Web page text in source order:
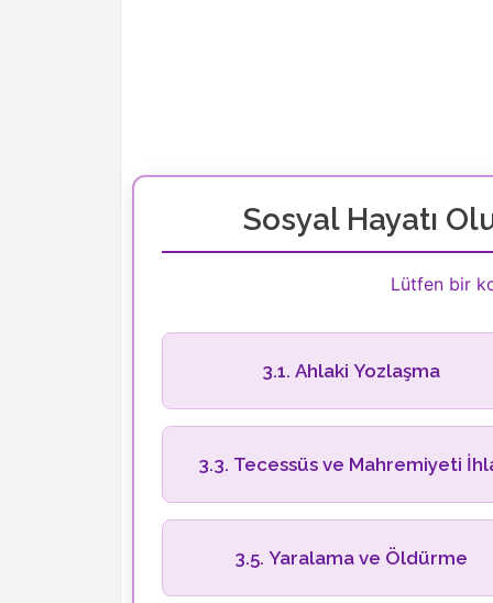
Sosyal Hayatı
Lütfen bir
3.1. Ahlaki Yozlaşma
3.3. Tecessüs ve Mahremiyeti
3.5. Yaralama ve Öldürme